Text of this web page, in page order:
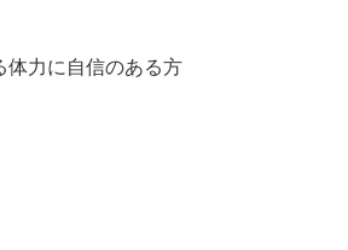
体力に自信のある方